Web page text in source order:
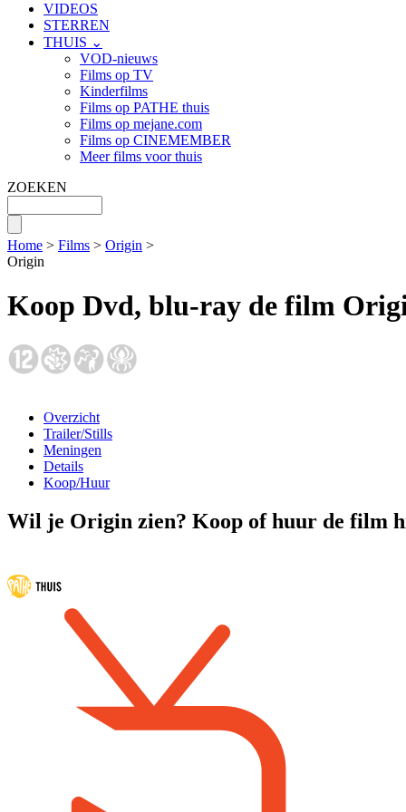
VIDEOS
STERREN
THUIS ⌄
VOD-nieuws
Films op TV
Kinderfilms
Films op PATHE thuis
Films op mejane.com
Films op CINEMEMBER
Meer films voor thuis
ZOEKEN
Home > Films > Origin >
Origin
Koop Dvd, blu-ray de film
Overzicht
Trailer/Stills
Meningen
Details
Koop/Huur
Wil je Origin zien? Koop of huur de film